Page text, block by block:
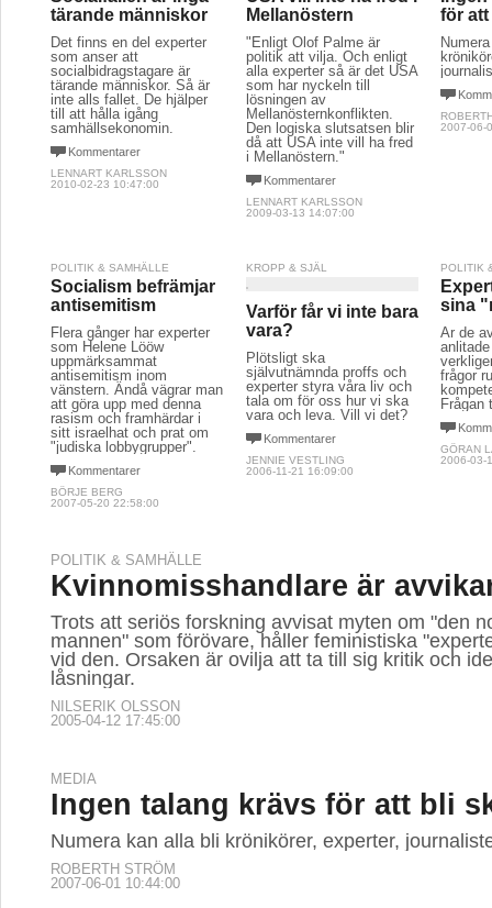
tärande människor
Det finns en del experter
som anser att
socialbidragstagare är
tärande människor. Så är
inte alls fallet. De hjälper
till att hålla igång
samhällsekonomin.
Kommentarer
LENNART KARLSSON
2010-02-23 10:47:00
Mellanöstern
"Enligt Olof Palme är
politik att vilja. Och enligt
alla experter så är det USA
som har nyckeln till
lösningen av
Mellanösternkonflikten.
Den logiska slutsatsen blir
då att USA inte vill ha fred
i Mellanöstern."
Kommentarer
LENNART KARLSSON
2009-03-13 14:07:00
för
2007-06-
POLITIK & SAMHÄLLE
Socialism befrämjar
antisemitism
Flera gånger har experter
som Helene Lööw
uppmärksammat
antisemitism inom
vänstern. Ändå vägrar man
att göra upp med denna
rasism och framhärdar i
sitt israelhat och prat om
"judiska lobbygrupper".
Kommentarer
BÖRJE BERG
2007-05-20 22:58:00
KROPP & SJÄL
Varför får vi inte bara
vara?
Plötsligt ska
självutnämnda proffs och
experter styra våra liv och
tala om för oss hur vi ska
vara och leva. Vill vi det?
Kommentarer
JENNIE VESTLING
2006-11-21 16:09:00
POLITIK
sina
Är de
frågor
Frågan
GÖRAN
2006-03-
POLITIK & SAMHÄLLE
Kvinnomisshandlare är
Trots att seriös forskning avvisat myten om "den
mannen" som förövare, håller feministiska
vid den. Orsaken är ovilja att ta till sig kritik och
låsningar.
NILSERIK OLSSON
2005-04-12 17:45:00
MEDIA
Ingen talang krävs för att bli
Numera kan alla bli krönikörer, experter,
ROBERTH STRÖM
2007-06-01 10:44:00